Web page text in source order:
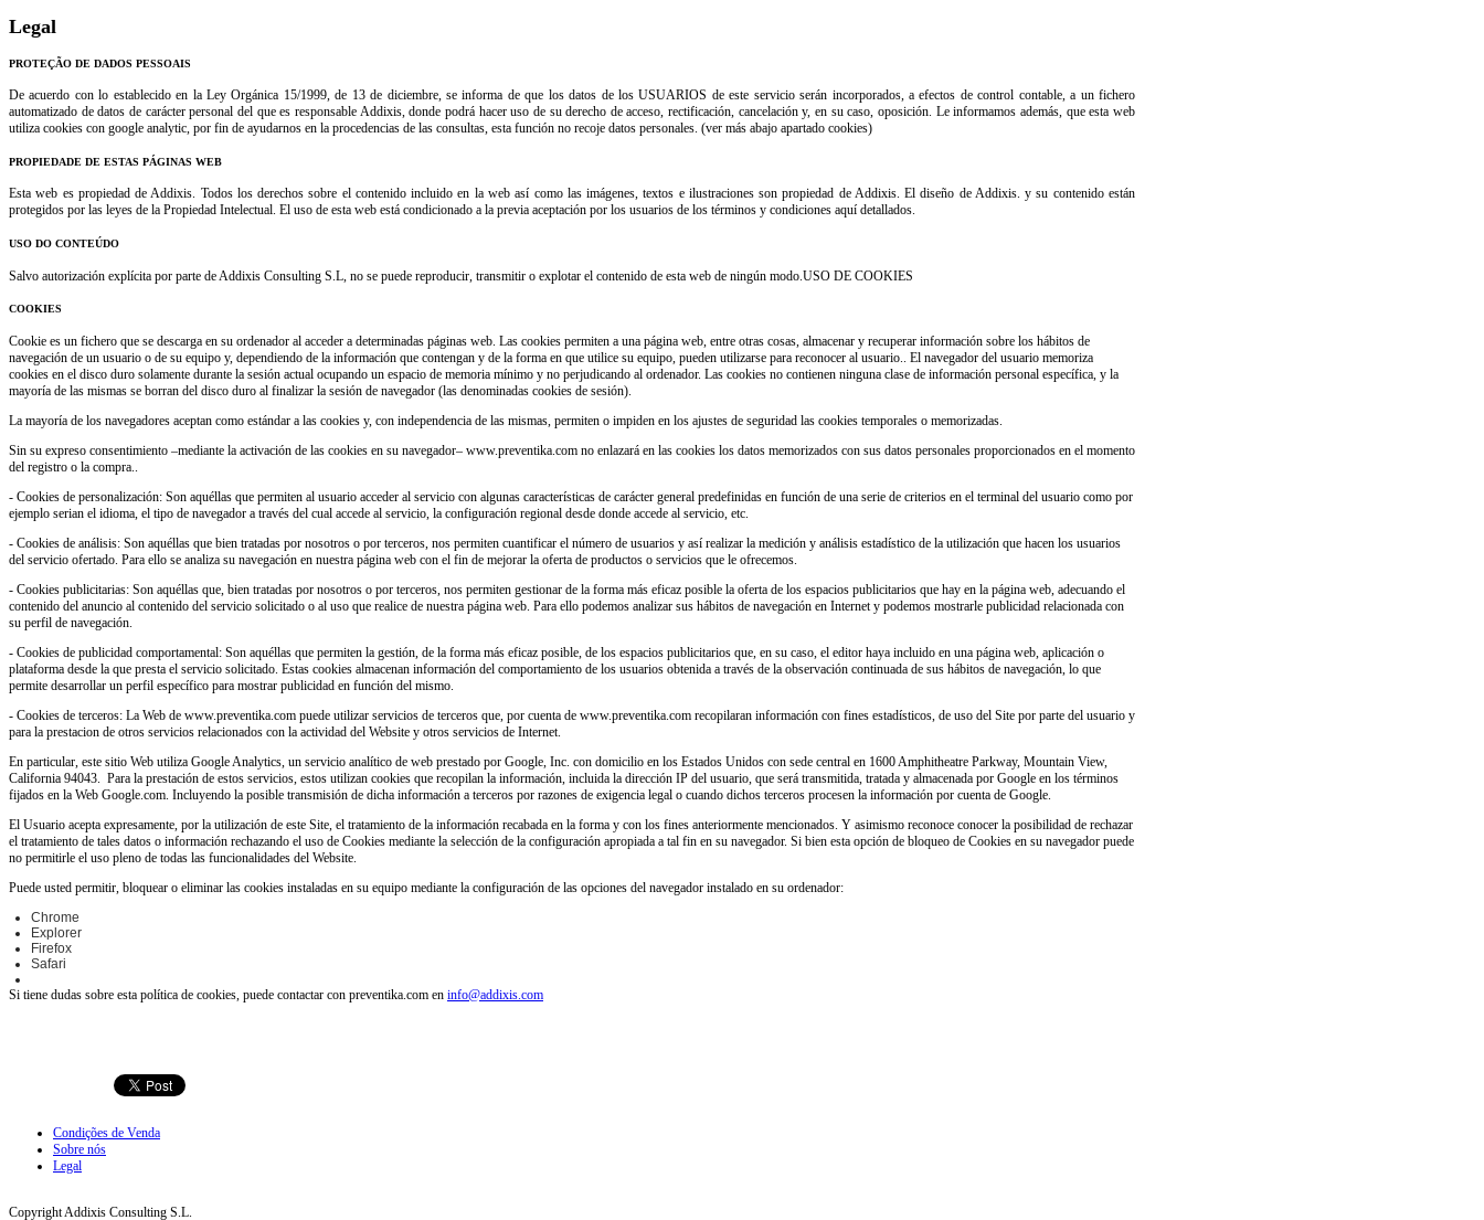
Legal
PROTEÇÃO DE DADOS PESSOAIS
De acuerdo con lo establecido en la Ley Orgánica 15/1999, de 13 de diciembre, se informa de que los datos de los USUARIOS de este servicio serán incorporados, a efectos de control contable, a un fichero
automatizado de datos de carácter personal del que es responsable Addixis, donde podrá hacer uso de su derecho de acceso, rectificación, cancelación y, en su caso, oposición. Le informamos además, que esta web
utiliza cookies con google analytic, por fin de ayudarnos en la procedencias de las consultas, esta función no recoje datos personales. (ver más abajo apartado cookies)
PROPIEDADE DE ESTAS PÁGINAS WEB
Esta web es propiedad de Addixis. Todos los derechos sobre el contenido incluido en la web así como las imágenes, textos e ilustraciones son propiedad de Addixis. El diseño de Addixis. y su contenido están
protegidos por las leyes de la Propiedad Intelectual. El uso de esta web está condicionado a la previa aceptación por los usuarios de los términos y condiciones aquí detallados.
USO DO CONTEÚDO
Salvo autorización explícita por parte de Addixis Consulting S.L, no se puede reproducir, transmitir o explotar el contenido de esta web de ningún modo. USO DE COOKIES
COOKIES
Cookie es un fichero que se descarga en su ordenador al acceder a determinadas páginas web. Las cookies permiten a una página web, entre otras cosas, almacenar y recuperar información sobre los hábitos de
navegación de un usuario o de su equipo y, dependiendo de la información que contengan y de la forma en que utilice su equipo, pueden utilizarse para reconocer al usuario.. El navegador del usuario memoriza
cookies en el disco duro solamente durante la sesión actual ocupando un espacio de memoria mínimo y no perjudicando al ordenador. Las cookies no contienen ninguna clase de información personal específica, y la
mayoría de las mismas se borran del disco duro al finalizar la sesión de navegador (las denominadas cookies de sesión).
La mayoría de los navegadores aceptan como estándar a las cookies y, con independencia de las mismas, permiten o impiden en los ajustes de seguridad las cookies temporales o memorizadas.
Sin su expreso consentimiento –mediante la activación de las cookies en su navegador– www.preventika.com no enlazará en las cookies los datos memorizados con sus datos personales proporcionados en el momento
del registro o la compra..
- Cookies de personalización: Son aquéllas que permiten al usuario acceder al servicio con algunas características de carácter general predefinidas en función de una serie de criterios en el terminal del usuario como por
ejemplo serian el idioma, el tipo de navegador a través del cual accede al servicio, la configuración regional desde donde accede al servicio, etc.
- Cookies de análisis: Son aquéllas que bien tratadas por nosotros o por terceros, nos permiten cuantificar el número de usuarios y así realizar la medición y análisis estadístico de la utilización que hacen los usuarios
del servicio ofertado. Para ello se analiza su navegación en nuestra página web con el fin de mejorar la oferta de productos o servicios que le ofrecemos.
- Cookies publicitarias: Son aquéllas que, bien tratadas por nosotros o por terceros, nos permiten gestionar de la forma más eficaz posible la oferta de los espacios publicitarios que hay en la página web, adecuando el
contenido del anuncio al contenido del servicio solicitado o al uso que realice de nuestra página web. Para ello podemos analizar sus hábitos de navegación en Internet y podemos mostrarle publicidad relacionada con
su perfil de navegación.
- Cookies de publicidad comportamental: Son aquéllas que permiten la gestión, de la forma más eficaz posible, de los espacios publicitarios que, en su caso, el editor haya incluido en una página web, aplicación o
plataforma desde la que presta el servicio solicitado. Estas cookies almacenan información del comportamiento de los usuarios obtenida a través de la observación continuada de sus hábitos de navegación, lo que
permite desarrollar un perfil específico para mostrar publicidad en función del mismo.
- Cookies de terceros: La Web de www.preventika.com puede utilizar servicios de terceros que, por cuenta de www.preventika.com recopilaran información con fines estadísticos, de uso del Site por parte del usuario y
para la prestacion de otros servicios relacionados con la actividad del Website y otros servicios de Internet.
En particular, este sitio Web utiliza Google Analytics, un servicio analítico de web prestado por Google, Inc. con domicilio en los Estados Unidos con sede central en 1600 Amphitheatre Parkway, Mountain View,
California 94043. Para la prestación de estos servicios, estos utilizan cookies que recopilan la información, incluida la dirección IP del usuario, que será transmitida, tratada y almacenada por Google en los términos
fijados en la Web Google.com. Incluyendo la posible transmisión de dicha información a terceros por razones de exigencia legal o cuando dichos terceros procesen la información por cuenta de Google.
El Usuario acepta expresamente, por la utilización de este Site, el tratamiento de la información recabada en la forma y con los fines anteriormente mencionados. Y asimismo reconoce conocer la posibilidad de rechazar
el tratamiento de tales datos o información rechazando el uso de Cookies mediante la selección de la configuración apropiada a tal fin en su navegador. Si bien esta opción de bloqueo de Cookies en su navegador puede
no permitirle el uso pleno de todas las funcionalidades del Website.
Puede usted permitir, bloquear o eliminar las cookies instaladas en su equipo mediante la configuración de las opciones del navegador instalado en su ordenador:
Chrome
Explorer
Firefox
Safari
Si tiene dudas sobre esta política de cookies, puede contactar con preventika.com en info@addixis.com
Condições de Venda
Sobre nós
Legal
Copyright Addixis Consulting S.L.